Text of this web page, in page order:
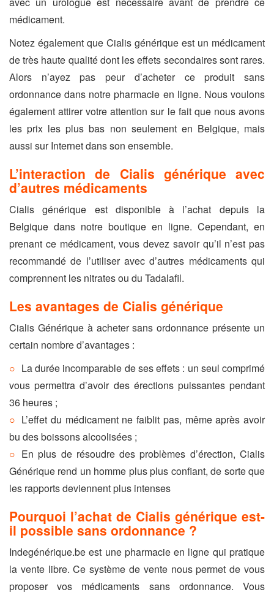
médicament.
Notez également que Cialis générique est un médicament
de très haute qualité dont les effets secondaires sont rares.
Alors n’ayez pas peur d’acheter ce produit sans
ordonnance dans notre pharmacie en ligne. Nous voulons
également attirer votre attention sur le fait que nous avons
les prix les plus bas non seulement en Belgique, mais
aussi sur Internet dans son ensemble.
L’interaction de Cialis générique avec
d’autres médicaments
Cialis générique est disponible à l’achat depuis la
Belgique dans notre boutique en ligne. Cependant, en
prenant ce médicament, vous devez savoir qu’il n’est pas
recommandé de l’utiliser avec d’autres médicaments qui
comprennent les nitrates ou du Tadalafil.
Les avantages de Cialis générique
Cialis Générique à acheter sans ordonnance présente un
certain nombre d’avantages :
La durée incomparable de ses effets : un seul comprimé
vous permettra d’avoir des érections puissantes pendant
36 heures ;
L’effet du médicament ne faiblit pas, même après avoir
bu des boissons alcoolisées ;
En plus de résoudre des problèmes d’érection, Cialis
Générique rend un homme plus plus confiant, de sorte que
les rapports deviennent plus intenses
Pourquoi l’achat de Cialis générique est-
il possible sans ordonnance ?
Indegénérique.be est une pharmacie en ligne qui pratique
la vente libre. Ce système de vente nous permet de vous
proposer vos médicaments sans ordonnance. Vous